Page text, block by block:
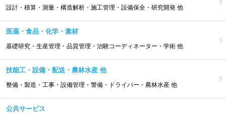
設計・積算・測量・構造解析・施工管理・設備保全・研究開発 他
医薬・食品・化学・素材
基礎研究・生産管理・品質管理・治験コーディネーター・学術 他
技能工・設備・配送・農林水産 他
整備・製造・工事・設備管理・警備・ドライバー・農林水産 他
公共サービス